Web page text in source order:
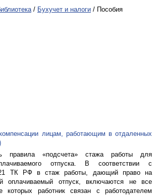
/ Бухучет и налоги / Пособия
лицам, работающим в отдаленных
правила «подсчета» стажа работы для
отпуска. В соответствии с
ТК РФ в стаж работы, дающий право на
оплачиваемый отпуск, включаются не все
которых работник связан с работодателем